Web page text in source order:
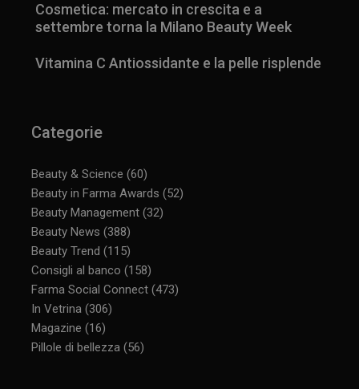
Cosmetica: mercato in crescita e a
settembre torna la Milano Beauty Week
Vitamina C Antiossidante e la pelle risplende
Categorie
Beauty & Science (60)
Beauty in Farma Awards (52)
Beauty Management (32)
Beauty News (388)
Beauty Trend (115)
Consigli al banco (158)
Farma Social Connect (473)
In Vetrina (306)
Magazine (16)
Pillole di bellezza (56)